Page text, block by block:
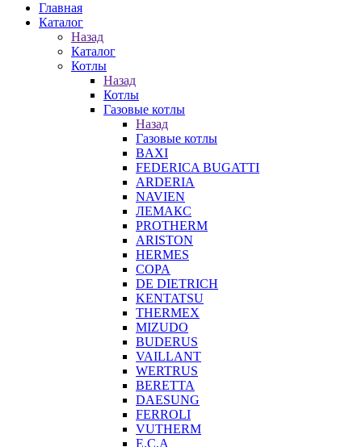
Главная
Каталог
Назад
Каталог
Котлы
Назад
Котлы
Газовые котлы
Назад
Газовые котлы
BAXI
FEDERICA BUGATTI
ARDERIA
NAVIEN
ЛЕМАКС
PROTHERM
ARISTON
HERMES
COPA
DE DIETRICH
KENTATSU
THERMEX
MIZUDO
BUDERUS
VAILLANT
WERTRUS
BERETTA
DAESUNG
FERROLI
VUTHERM
E.C.A